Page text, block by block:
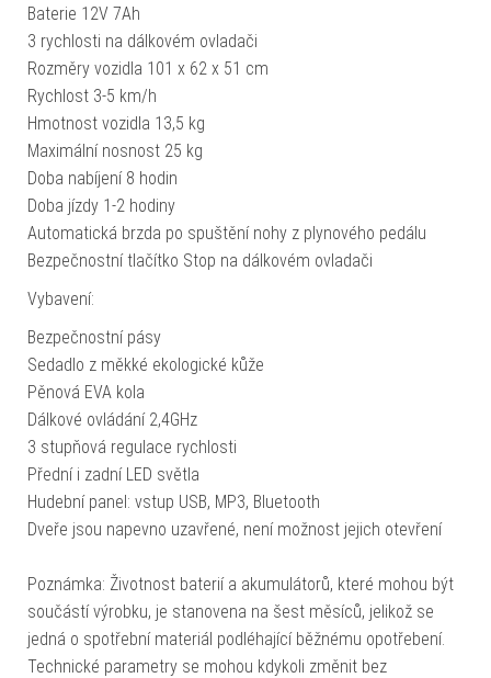
Baterie 12V 7Ah
3 rychlosti na dálkovém ovladači
Rozměry vozidla 101 x 62 x 51 cm
Rychlost 3-5 km/h
Hmotnost vozidla 13,5 kg
Maximální nosnost 25 kg
Doba nabíjení 8 hodin
Doba jízdy 1-2 hodiny
Automatická brzda po spuštění nohy z plynového pedálu
Bezpečnostní tlačítko Stop na dálkovém ovladači
Vybavení:
Bezpečnostní pásy
Sedadlo z měkké ekologické kůže
Pěnová EVA kola
Dálkové ovládání 2,4GHz
3 stupňová regulace rychlosti
Přední i zadní LED světla
Hudební panel: vstup USB, MP3, Bluetooth
Dveře jsou napevno uzavřené, není možnost jejich otevření
Poznámka: Životnost baterií a akumulátorů, které mohou být
součástí výrobku, je stanovena na šest měsíců, jelikož se
jedná o spotřební materiál podléhající běžnému opotřebení.
Technické parametry se mohou kdykoli změnit bez